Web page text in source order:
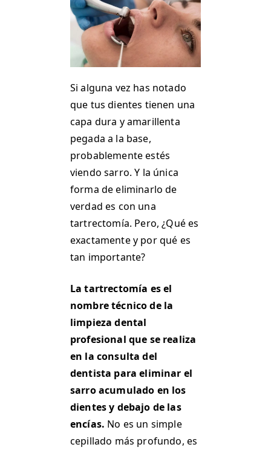
Si alguna vez has notado
que tus dientes tienen una
capa dura y amarillenta
pegada a la base,
probablemente estés
viendo sarro. Y la única
forma de eliminarlo de
verdad es con una
tartrectomía. Pero, ¿Qué es
exactamente y por qué es
tan importante?
La tartrectomía es el
nombre técnico de la
limpieza dental
profesional que se realiza
en la consulta del
dentista para eliminar el
sarro acumulado en los
dientes y debajo de las
encías. No es un simple
cepillado más profundo, es